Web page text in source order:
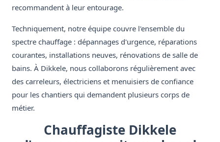
recommandent à leur entourage.
Techniquement, notre équipe couvre l'ensemble du
spectre chauffage : dépannages d'urgence, réparations
courantes, installations neuves, rénovations de salle de
bains. À Dikkele, nous collaborons régulièrement avec
des carreleurs, électriciens et menuisiers de confiance
pour les chantiers qui demandent plusieurs corps de
métier.
Chauffagiste Dikkele